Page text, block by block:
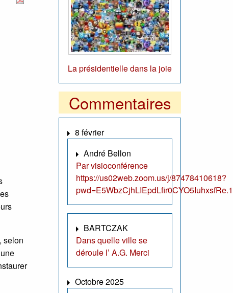
selon
La présidentielle dans la joie
Commentaires
8 février
André Bellon
Par visioconférence
https://us02web.zoom.us/j/87478410618?
BARTCZAK
Dans quelle ville se
déroule l’ A.G. Merci
Octobre 2025